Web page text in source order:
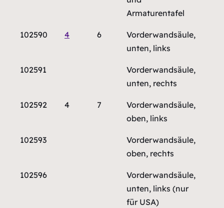
Armaturentafel
102590 4 6
Vorderwandsäule,
unten, links
102591
Vorderwandsäule,
unten, rechts
102592 4 7
Vorderwandsäule,
oben, links
102593
Vorderwandsäule,
oben, rechts
102596
Vorderwandsäule,
unten, links (nur
für USA)